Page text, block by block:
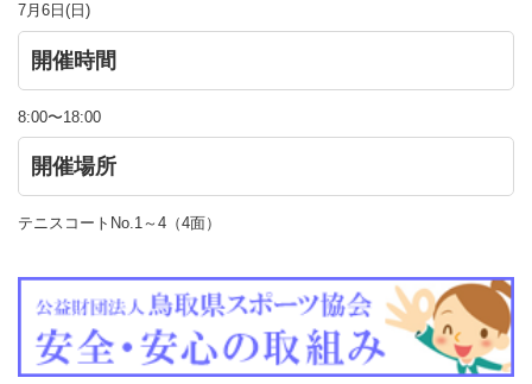
7月6日(日)
開催時間
8:00〜18:00
開催場所
テニスコートNo.1～4（4面）